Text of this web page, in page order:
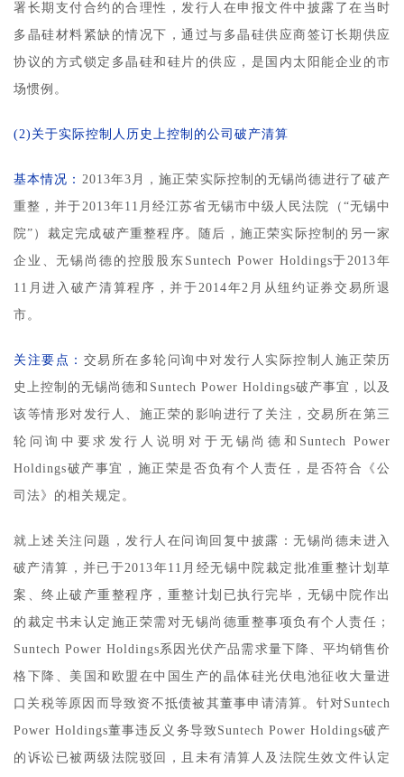
署长期支付合约的合理性，发行人在申报文件中披露了在当时
多晶硅材料紧缺的情况下，通过与多晶硅供应商签订长期供应
协议的方式锁定多晶硅和硅片的供应，是国内太阳能企业的市
场惯例。
(2)关于实际控制人历史上控制的公司破产清算
基本情况： 2013年3月，施正荣实际控制的无锡尚德进行了破产
重整，并于2013年11月经江苏省无锡市中级人民法院（“无锡中
院”）裁定完成破产重整程序。随后，施正荣实际控制的另一家
企业、无锡尚德的控股股东Suntech Power Holdings于2013年
11月进入破产清算程序，并于2014年2月从纽约证券交易所退
市。
关注要点： 交易所在多轮问询中对发行人实际控制人施正荣历
史上控制的无锡尚德和Suntech Power Holdings破产事宜，以及
该等情形对发行人、施正荣的影响进行了关注，交易所在第三
轮问询中要求发行人说明对于无锡尚德和Suntech Power
Holdings破产事宜，施正荣是否负有个人责任，是否符合《公
司法》的相关规定。
就上述关注问题，发行人在问询回复中披露：无锡尚德未进入
破产清算，并已于2013年11月经无锡中院裁定批准重整计划草
案、终止破产重整程序，重整计划已执行完毕，无锡中院作出
的裁定书未认定施正荣需对无锡尚德重整事项负有个人责任；
Suntech Power Holdings系因光伏产品需求量下降、平均销售价
格下降、美国和欧盟在中国生产的晶体硅光伏电池征收大量进
口关税等原因而导致资不抵债被其董事申请清算。针对Suntech
Power Holdings董事违反义务导致Suntech Power Holdings破产
的诉讼已被两级法院驳回，且未有清算人及法院生效文件认定